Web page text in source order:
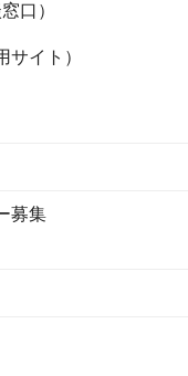
口）
サイト）
募集